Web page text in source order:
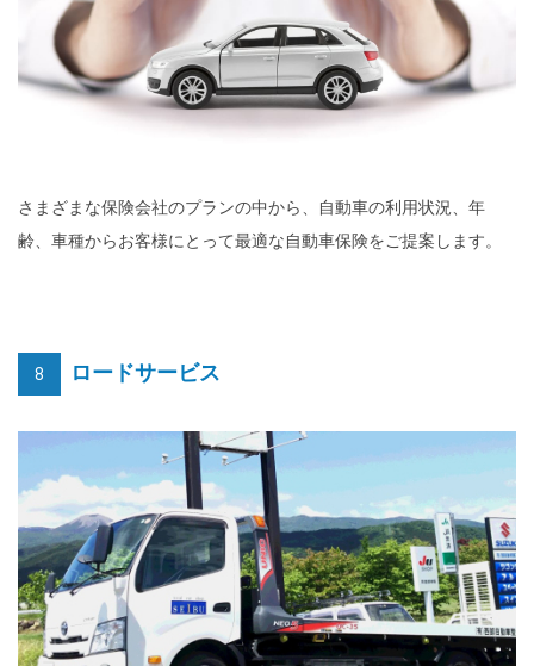
さまざまな保険会社のプランの中から、自動車の利用状況、年
齢、車種からお客様にとって最適な自動車保険をご提案します。
8 ロードサービス